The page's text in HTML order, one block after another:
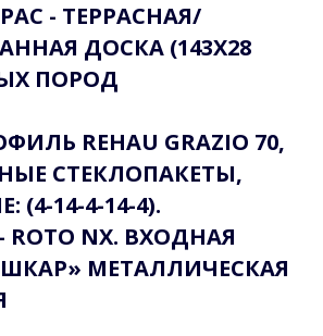
- ТЕРРАСНАЯ/
ДОСКА (143X28
ПОРОД
REHAU GRAZIO 70,
СТЕКЛОПАКЕТЫ,
(4-14-4-14-4).
NX. ВХОДНАЯ
МЕТАЛЛИЧЕСКАЯ